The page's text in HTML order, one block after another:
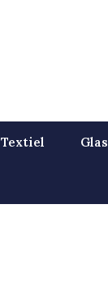
Textiel Glas